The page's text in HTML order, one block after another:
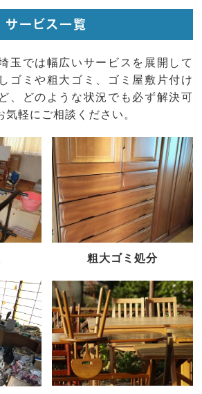
サービス一覧
玉では幅広いサービスを展開して
ゴミや粗大ゴミ、ゴミ屋敷片付け
、どのような状況でも必ず解決可
軽にご相談ください。
粗大ゴミ処分